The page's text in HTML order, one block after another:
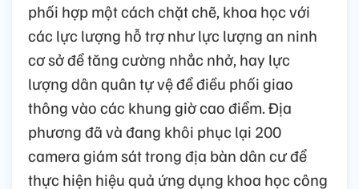
phối hợp một cách chặt chẽ, khoa học với
các lực lượng hỗ trợ như lực lượng an ninh
cơ sở để tăng cường nhắc nhở, hay lực
lượng dân quân tự vệ để điều phối giao
thông vào các khung giờ cao điểm. Địa
phương đã và đang khôi phục lại 200
camera giám sát trong địa bàn dân cư để
thực hiện hiệu quả ứng dụng khoa học công